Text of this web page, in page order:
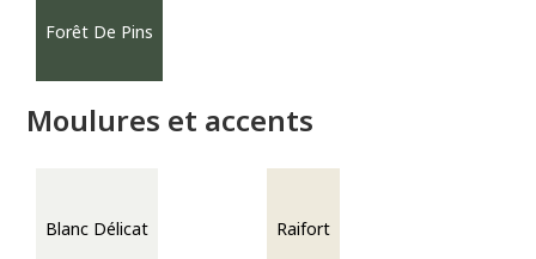
Forêt De Pins
Moulures et accents
Blanc Délicat Raifort